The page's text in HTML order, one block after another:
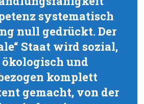
systematisch
null gedrückt. Der
Staat wird sozial,
und
komplett
gemacht, von der